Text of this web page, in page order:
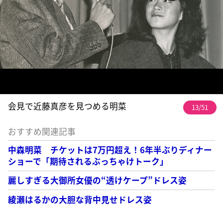
会見で近藤真彦を見つめる明菜 13/51
おすすめ関連記事
中森明菜 チケットは7万円超え！6年半ぶりディナー
ショーで「期待されるぶっちゃけトーク」
麗しすぎる大御所女優の“透けケープ”ドレス姿
綾瀬はるかの大胆な背中見せドレス姿